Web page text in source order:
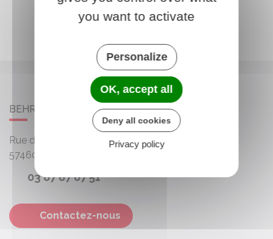
BEHREN-LÈS-FORBACH
Rue des Roses
57460
03 87 87 67 51
Contactez-nous
you want to activate
Personalize
OK, accept all
Deny all cookies
Privacy policy